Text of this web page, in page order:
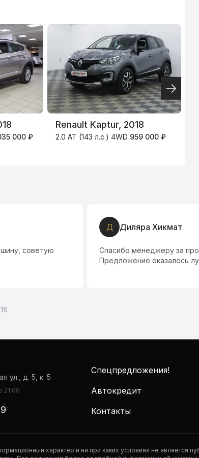
000 ₽
Renault Kaptur, 2018
2.0 AT (143 л.с.) 4WD 959 000 ₽
ВТБ
3.9%
советую
Д Диляра Хикмат
Спасибо менеджеру за
Предложение оказалось
ул., д. 5, к. 5
21:00
Спецпредложения!
Автокредит
Контакты
характер и ни при каких условиях не является